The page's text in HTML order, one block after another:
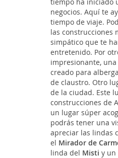
negocios. Aquí te
tiempo de viaje.
las construcciones
simpático que te
entretenido. Por
impresionante,
creado para
de claustro. Otro
de la ciudad. Este
construcciones de
un lugar súper
podrás tener una
apreciar las lindas
el Mirador de
linda del Misti y un